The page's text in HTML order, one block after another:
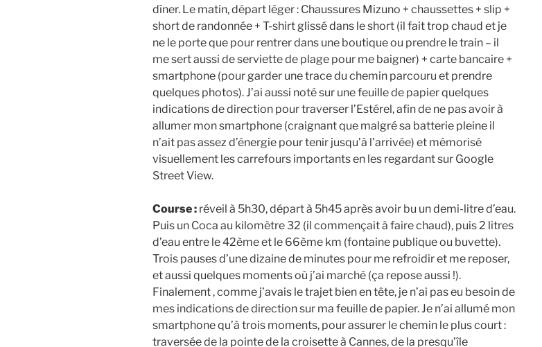
dîner. Le matin, départ léger : Chaussures Mizuno + chaussettes + slip +
short de randonnée + T-shirt glissé dans le short (il fait trop chaud et je
ne le porte que pour rentrer dans une boutique ou prendre le train – il
me sert aussi de serviette de plage pour me baigner) + carte bancaire +
smartphone (pour garder une trace du chemin parcouru et prendre
quelques photos). J’ai aussi noté sur une feuille de papier quelques
indications de direction pour traverser l’Estérel, afin de ne pas avoir à
allumer mon smartphone (craignant que malgré sa batterie pleine il
n’ait pas assez d’énergie pour tenir jusqu’à l’arrivée) et mémorisé
visuellement les carrefours importants en les regardant sur Google
Street View.
Course : réveil à 5h30, départ à 5h45 après avoir bu un demi-litre d’eau.
Puis un Coca au kilomètre 32 (il commençait à faire chaud), puis 2 litres
d’eau entre le 42ème et le 66ème km (fontaine publique ou buvette).
Trois pauses d’une dizaine de minutes pour me refroidir et me reposer,
et aussi quelques moments où j’ai marché (ça repose aussi !).
Finalement , comme j’avais le trajet bien en tête, je n’ai pas eu besoin de
mes indications de direction sur ma feuille de papier. Je n’ai allumé mon
smartphone qu’à trois moments, pour assurer le chemin le plus court :
traversée de la pointe de la croisette à Cannes, de la presqu’île